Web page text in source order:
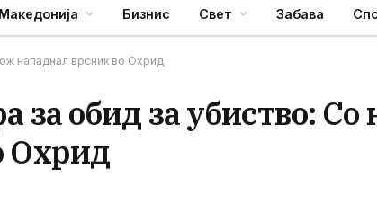
Македонија Бизнис Свет Забава
нападнал врсник во Охрид
за обид за убиство:
Охрид